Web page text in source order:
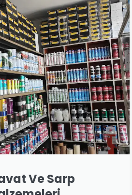
Ve Sarp